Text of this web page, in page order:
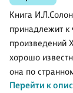
Книга
принадлежит к
произведений
хорошо
она по
получила
Перейти к